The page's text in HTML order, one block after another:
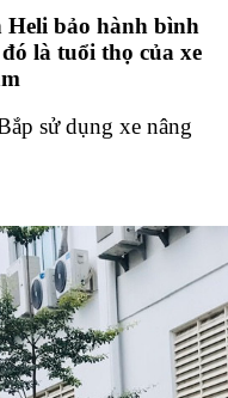
Heli bảo hành bình
là tuổi thọ của xe
sử dụng xe nâng